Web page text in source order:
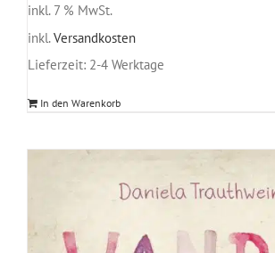
inkl. 7 % MwSt.
inkl.Versandkosten
Lieferzeit: 2-4 Werktage
In den Warenkorb